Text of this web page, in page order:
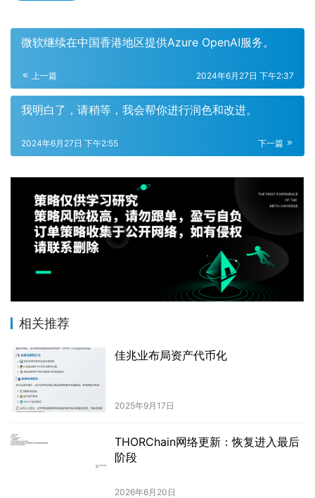
微软继续在中国香港地区提供Azure OpenAI服务。
上一篇 2024年6月27日 下午2:37
我明白了，请稍等，我会帮你进行润色和改进。
下一篇
2024年6月27日 下午2:55
相关推荐
佳兆业布局资产代币化
2025年9月17日
THORChain网络更新：恢复进入最后
阶段
2026年6月20日